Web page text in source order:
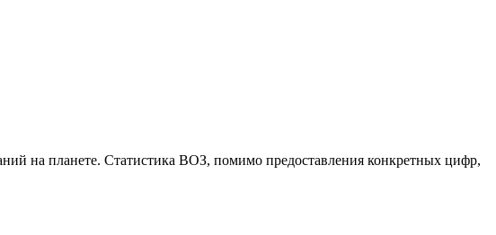
на планете. Статистика ВОЗ, помимо предоставления конкретных цифр,